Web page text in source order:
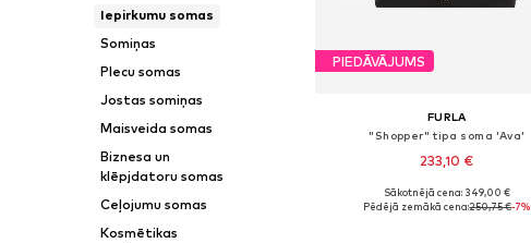
Iepirkumu somas
Somiņas
Plecu somas
Jostas somiņas
Maisveida somas
Biznesa un
klēpjdatoru somas
Ceļojumu somas
Kosmētikas
PIEDĀVĀJUMS
FURLA
"Shopper" tipa soma 'Ava'
233,10 €
Pieejamie izmēri: One Size
Sākotnējā cena: 349,00 €
Pēdējā zemākā cena:250,75 €-7%